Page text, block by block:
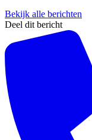
Bekijk alle berichten
Deel dit bericht